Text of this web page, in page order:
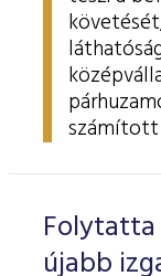
számított
Folytatta
újabb